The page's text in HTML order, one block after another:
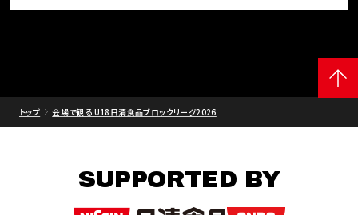
トップ 会場で観る U18日清食品ブロックリーグ2026
SUPPORTED BY